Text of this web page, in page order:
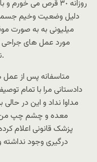
روزانه ٣٠ قرص مى
میلیونى به به صورت
مورد عمل هاى
نهایتا در آوردن کیسه صفرى، قرار گرفتم.
متاسفانه پس از
دادستانى مرا با تمام
مداوا نداد و این در
معده و چشم چپ من
پزشک قانونى اعلام
درگیرى وجود نداشته